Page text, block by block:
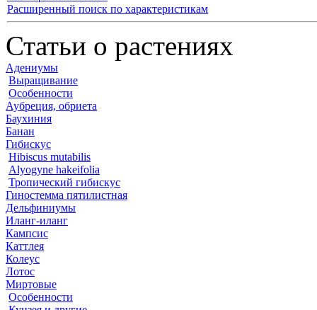
Расширенный поиск по характеристикам
Статьи о растениях
Адениумы
Выращивание
Особенности
Аубреция, обриета
Баухиния
Банан
Гибискус
Hibiscus mutabilis
Alyogyne hakeifolia
Тропический гибискус
Гиностемма пятилистная
Дельфиниумы
Иланг-иланг
Кампсис
Каттлея
Колеус
Лотос
Миртовые
Особенности